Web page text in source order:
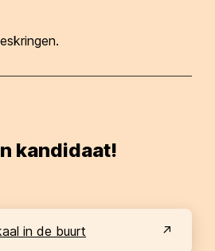
kandidaat!
in de buurt